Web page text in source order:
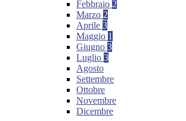
Febbraio 2
Marzo 2
Aprile 3
Maggio 1
Giugno 3
Luglio 3
Agosto
Settembre
Ottobre
Novembre
Dicembre